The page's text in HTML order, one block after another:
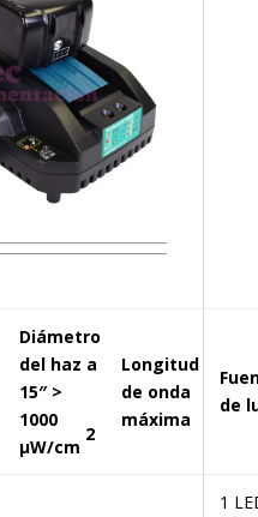
Diámetro
del haz a
15″ >
1000
µW/cm
2
Longitud
de onda
máxima
de
1